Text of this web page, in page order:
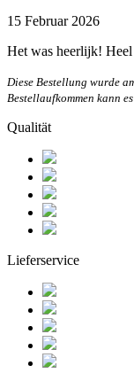
15 Februar 2026
Het was heerlijk!
Diese Bestellung wurde
Bestellaufkommen kann
Qualität
Lieferservice